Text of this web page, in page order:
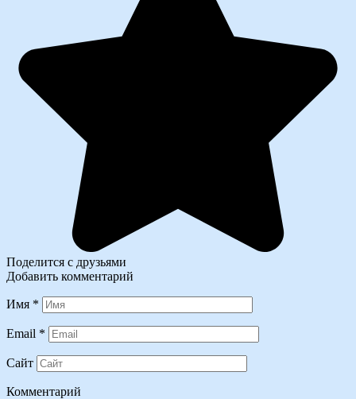
Поделится с друзьями
Добавить комментарий
Имя *
Email *
Сайт
Комментарий